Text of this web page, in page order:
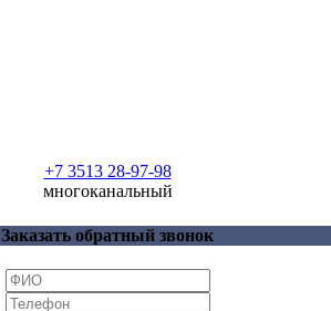
+7 3513 28-97-98
многоканальный
Заказать обратный звонок